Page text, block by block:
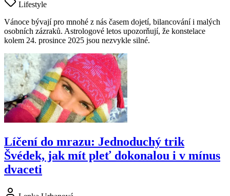
Lifestyle
Vánoce bývají pro mnohé z nás časem dojetí, bilancování i malých
osobních zázraků. Astrologové letos upozorňují, že konstelace
kolem 24. prosince 2025 jsou nezvykle silné.
Líčení do mrazu: Jednoduchý trik
Švédek, jak mít pleť dokonalou i v mínus
dvaceti